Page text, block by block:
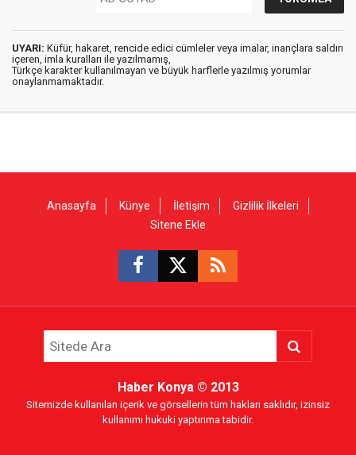
UYARI: Küfür, hakaret, rencide edici cümleler veya imalar, inançlara saldırı
içeren, imla kuralları ile yazılmamış,
Türkçe karakter kullanılmayan ve büyük harflerle yazılmış yorumlar
onaylanmamaktadır.
Anasayfa Künye İletişim
Gizlilik İlkeleri
Sitene Ekle
Haber Konya© 2013
Sitemizde kullanılan içerik ve görsellerin tüm hakları saklıdır, izinsiz
kullanımı hukuki yaptırıma tabidir.